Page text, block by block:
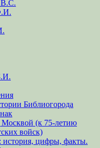
Библиогорода
(к 75-летию
войск)
история, цифры, факты.